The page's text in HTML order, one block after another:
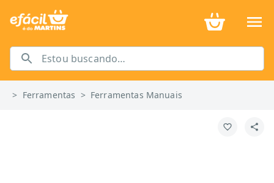
> Ferramentas > Ferramentas Manuais